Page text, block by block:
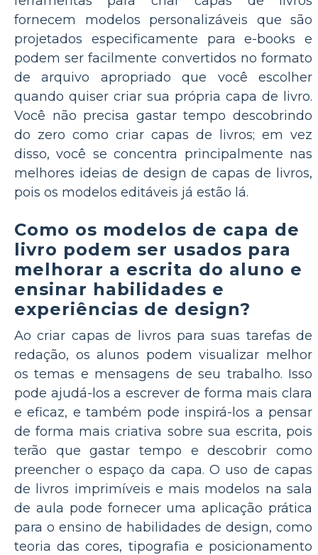
fornecem modelos personalizáveis que são
projetados especificamente para e-books e
podem ser facilmente convertidos no formato
de arquivo apropriado que você escolher
quando quiser criar sua própria capa de livro.
Você não precisa gastar tempo descobrindo
do zero como criar capas de livros; em vez
disso, você se concentra principalmente nas
melhores ideias de design de capas de livros,
pois os modelos editáveis já estão lá.
Como os modelos de capa de
livro podem ser usados para
melhorar a escrita do aluno e
ensinar habilidades e
experiências de design?
Ao criar capas de livros para suas tarefas de
redação, os alunos podem visualizar melhor
os temas e mensagens de seu trabalho. Isso
pode ajudá-los a escrever de forma mais clara
e eficaz, e também pode inspirá-los a pensar
de forma mais criativa sobre sua escrita, pois
terão que gastar tempo e descobrir como
preencher o espaço da capa. O uso de capas
de livros imprimíveis e mais modelos na sala
de aula pode fornecer uma aplicação prática
para o ensino de habilidades de design, como
teoria das cores, tipografia e posicionamento